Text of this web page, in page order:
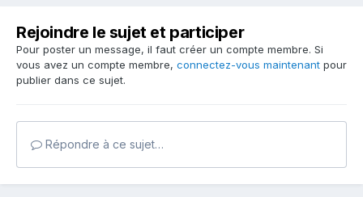
Rejoindre le sujet et participer
Pour poster un message, il faut créer un compte membre. Si
vous avez un compte membre, connectez-vous maintenant pour
publier dans ce sujet.
Répondre à ce sujet…